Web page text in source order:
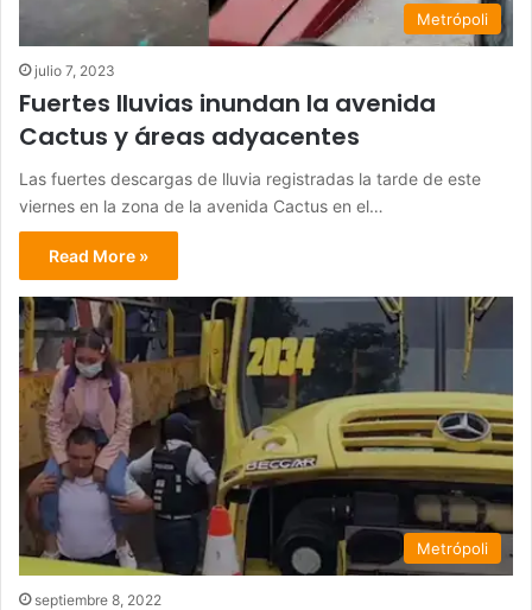
Metrópoli
julio 7, 2023
Fuertes lluvias inundan la avenida
Cactus y áreas adyacentes
Las fuertes descargas de lluvia registradas la tarde de este
viernes en la zona de la avenida Cactus en el…
Read More »
Metrópoli
septiembre 8, 2022